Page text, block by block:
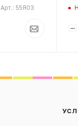
Арт.: 55Я03